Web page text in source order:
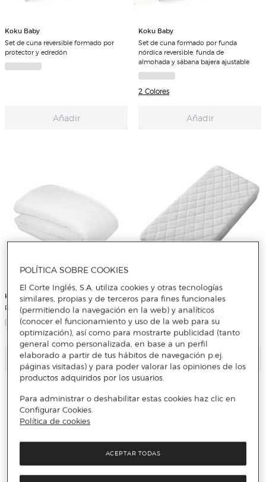
Koku Baby
Set de cuna reversible formado por
protector y edredón
Añadir
Koku Baby
Set de cuna formado por funda
nórdica reversible, funda de
almohada y sábana bajera ajustable
2 Colores
Añadir
Koku Baby
Relleno nórdico cuna 60x120 cm
Añadir
INTERBABY
Protector maxicuna Interbaby
acolchado blanco
Añadir
POLÍTICA SOBRE COOKIES
El Corte Inglés, S.A. utiliza cookies y otras tecnologías
similares, propias y de terceros para fines funcionales
(permitiendo la navegación en la web) y analíticos
(conocer el funcionamiento y uso de la web para su
optimización), así como para mostrarte publicidad (tanto
general como personalizada, en base a un perfil
elaborado a partir de tus hábitos de navegación p.ej.
páginas visitadas) y para poder valorar las opiniones de los
productos adquiridos por los usuarios.
Para administrar o deshabilitar estas cookies haz clic en
Configurar Cookies.
Política de cookies
ACEPTAR TODAS